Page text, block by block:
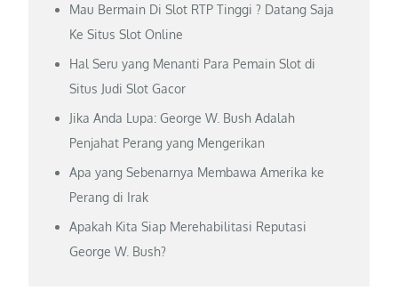
Mau Bermain Di Slot RTP Tinggi ? Datang Saja
Ke Situs Slot Online
Hal Seru yang Menanti Para Pemain Slot di
Situs Judi Slot Gacor
Jika Anda Lupa: George W. Bush Adalah
Penjahat Perang yang Mengerikan
Apa yang Sebenarnya Membawa Amerika ke
Perang di Irak
Apakah Kita Siap Merehabilitasi Reputasi
George W. Bush?